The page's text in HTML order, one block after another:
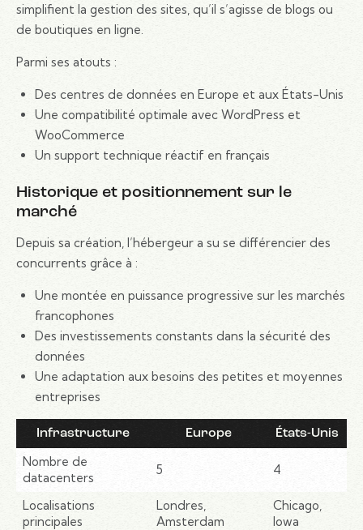
simplifient la gestion des sites, qu’il s’agisse de blogs ou
de boutiques en ligne.
Parmi ses atouts :
Des centres de données en Europe et aux États-Unis
Une compatibilité optimale avec WordPress et
WooCommerce
Un support technique réactif en français
Historique et positionnement sur le
marché
Depuis sa création, l’hébergeur a su se différencier des
concurrents grâce à :
Une montée en puissance progressive sur les marchés
francophones
Des investissements constants dans la sécurité des
données
Une adaptation aux besoins des petites et moyennes
entreprises
Infrastructure Europe États-Unis
Nombre de
datacenters
5 4
Localisations
principales
Londres,
Amsterdam
Chicago,
Iowa